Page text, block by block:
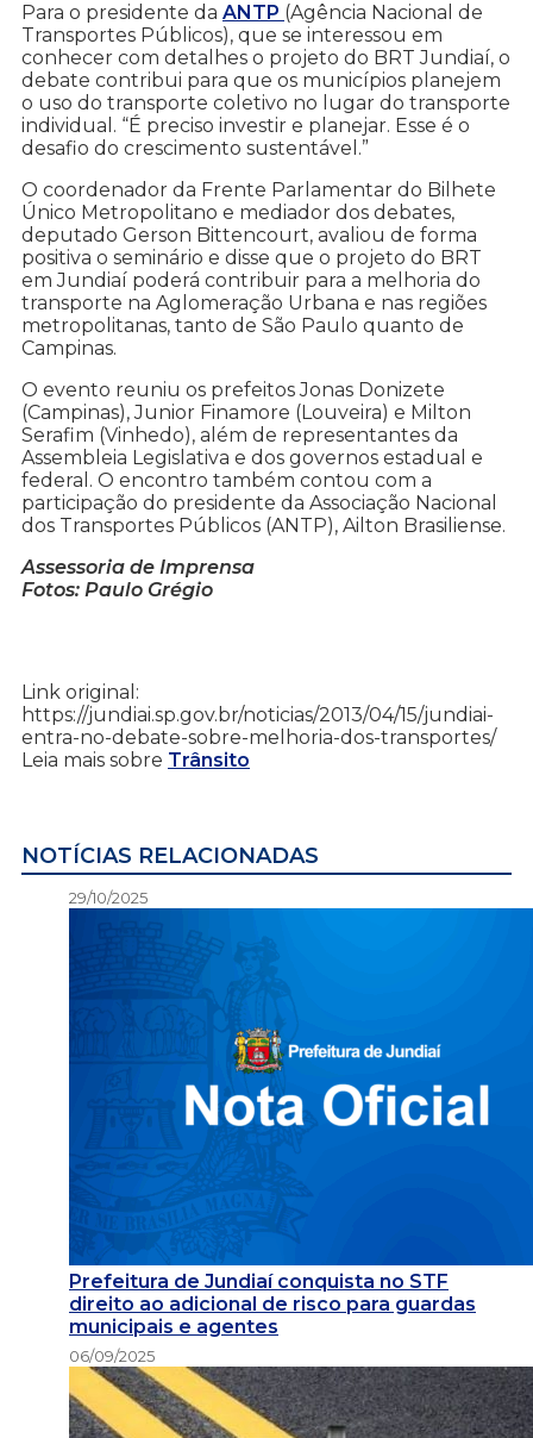
Para o presidente da ANTP (Agência Nacional de
Transportes Públicos), que se interessou em
conhecer com detalhes o projeto do BRT Jundiaí, o
debate contribui para que os municípios planejem
o uso do transporte coletivo no lugar do transporte
individual. “É preciso investir e planejar. Esse é o
desafio do crescimento sustentável.”
O coordenador da Frente Parlamentar do Bilhete
Único Metropolitano e mediador dos debates,
deputado Gerson Bittencourt, avaliou de forma
positiva o seminário e disse que o projeto do BRT
em Jundiaí poderá contribuir para a melhoria do
transporte na Aglomeração Urbana e nas regiões
metropolitanas, tanto de São Paulo quanto de
Campinas.
O evento reuniu os prefeitos Jonas Donizete
(Campinas), Junior Finamore (Louveira) e Milton
Serafim (Vinhedo), além de representantes da
Assembleia Legislativa e dos governos estadual e
federal. O encontro também contou com a
participação do presidente da Associação Nacional
dos Transportes Públicos (ANTP), Ailton Brasiliense.
Assessoria de Imprensa
Fotos: Paulo Grégio
Link original:
https://jundiai.sp.gov.br/noticias/2013/04/15/jundiai-
entra-no-debate-sobre-melhoria-dos-transportes/
Leia mais sobre Trânsito
NOTÍCIAS RELACIONADAS
29/10/2025
Prefeitura de Jundiaí conquista no STF
direito ao adicional de risco para guardas
municipais e agentes
06/09/2025